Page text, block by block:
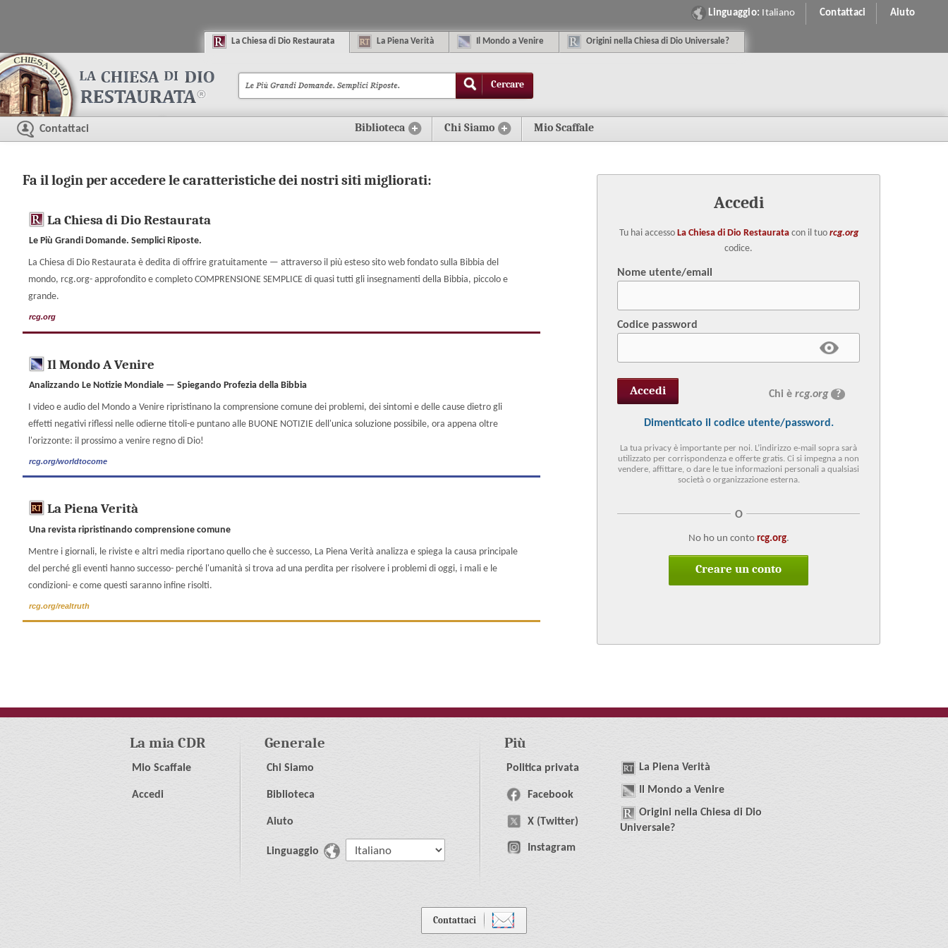
Linguaggio: Italiano Contattaci Aiuto
La Chiesa di Dio Restaurata La Piena Verità Mondo a Venire Origini nella Chiesa di Dio Universale ?
Cercare
Contattaci Biblioteca Chi Siamo Mio Scaffale
Accedi
Tu hai accesso La Chiesa di Dio Restauratacon il tuo rcg.org
codice.
Nome utente/email
Codice password
Chi èrcg.org ?
Dimenticato il codice utente/password.
La tua privacy è importante per noi. L’indirizzo e-mail sopra sarà
utilizzato per corrispondenza e offerte gratis. Ci si impegna a non
vendere, affittare, o dare le tue informazioni personali a qualsiasi
società o organizzazione esterna.
O
No ho un conto rcg.org.
Creare un conto
Fa il login per accedere le caratteristiche dei nostri siti migliorati:
La Chiesa di Dio Restaurata
Le Più Grandi Domande. Semplici Riposte.
La Chiesa di Dio Restaurata è dedita di offrire gratuitamente — attraverso il più esteso sito web fondato sulla Bibbia del
mondo, rcg.org- approfondito e completo COMPRENSIONE SEMPLICE di quasi tutti gli insegnamenti della Bibbia, piccolo e
grande.
rcg.org
Il Mondo A Venire
Analizzando Le Notizie Mondiale — Spiegando Profezia della Bibbia
I video e audio del Mondo a Venire ripristinano la comprensione comune dei problemi, dei sintomi e delle cause dietro gli
effetti negativi riflessi nelle odierne titoli-e puntano alle BUONE NOTIZIE dell'unica soluzione possibile, ora appena oltre
l'orizzonte: il prossimo a venire regno di Dio!
rcg.org/worldtocome
La Piena Verità
Una revista ripristinando comprensione comune
Mentre i giornali, le riviste e altri media riportano quello che è successo, La Piena Verità analizza e spiega la causa principale
del perché gli eventi hanno successo- perché l'umanità si trova ad una perdita per risolvere i problemi di oggi, i mali e le
condizioni- e come questi saranno infine risolti.
rcg.org/realtruth
La mia CDR
Mio Scaffale
Accedi
Generale
Chi Siamo
Biblioteca
Aiuto
Linguaggio
Più
Politica privata
Facebook
X (Twitter)
Instagram
La Piena Verità
Mondo a Venire
Origini nella Chiesa di Dio
Universale?
Contattaci